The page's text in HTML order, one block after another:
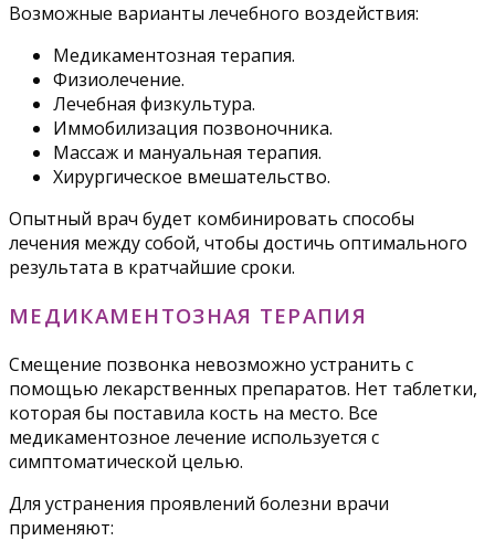
Возможные варианты лечебного воздействия:
Медикаментозная терапия.
Физиолечение.
Лечебная физкультура.
Иммобилизация позвоночника.
Массаж и мануальная терапия.
Хирургическое вмешательство.
Опытный врач будет комбинировать способы
лечения между собой, чтобы достичь оптимального
результата в кратчайшие сроки.
МЕДИКАМЕНТОЗНАЯ ТЕРАПИЯ
Смещение позвонка невозможно устранить с
помощью лекарственных препаратов. Нет таблетки,
которая бы поставила кость на место. Все
медикаментозное лечение используется с
симптоматической целью.
Для устранения проявлений болезни врачи
применяют: